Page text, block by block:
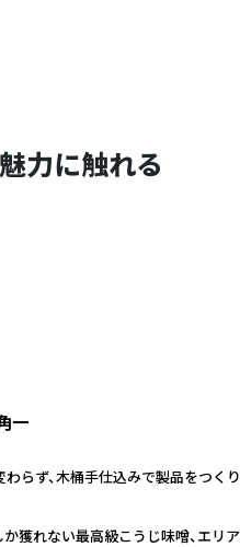
力に触れる
一
らず、木桶手仕込みで製品をつく
獲れない最高級こうじ味噌、エリ